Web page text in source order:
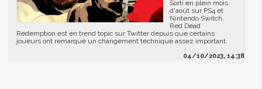
Sorti en plein mois
d'août sur PS4 et
Nintendo Switch,
Red Dead
Redemption est en trend topic sur Twitter depuis que certains
joueurs ont remarqué un changement technique assez important.
04/10/2023, 14:38